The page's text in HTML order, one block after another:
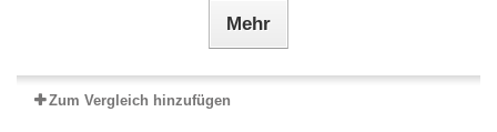
Mehr
Zum Vergleich hinzufügen